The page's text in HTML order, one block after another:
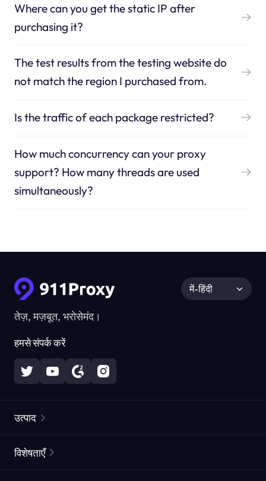
Where can you get the static IP after
purchasing it?
The test results from the testing website do
not match the region I purchased from.
Is the traffic of each package restricted?
How much concurrency can your proxy
support? How many threads are used
simultaneously?
तेज़, मज़बूत, भरोसेमंद।
हमसे संपर्क करें
में-हिंदी
उत्पाद
विशेषताएँ